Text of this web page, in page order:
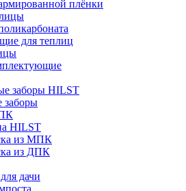
плёнки
для теплиц
заборы HILST
заборы
HILST
из МПК
из ДПК
дачи